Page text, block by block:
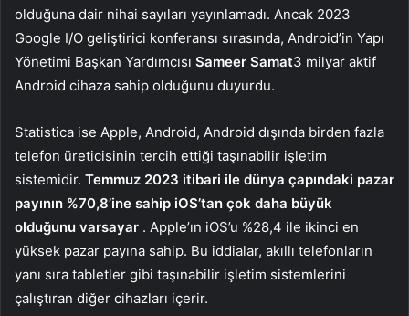
olduğuna dair nihai sayıları yayınlamadı. Ancak 2023
Google I/O geliştirici konferansı sırasında, Android’in Yapı
Yönetimi Başkan Yardımcısı Sameer Samat3 milyar aktif
Android cihaza sahip olduğunu duyurdu.
Statistica ise Apple, Android, Android dışında birden fazla
telefon üreticisinin tercih ettiği taşınabilir işletim
sistemidir. Temmuz 2023 itibari ile dünya çapındaki pazar
payının %70,8’ine sahip iOS’tan çok daha büyük
olduğunu varsayar . Apple’ın iOS’u %28,4 ile ikinci en
yüksek pazar payına sahip. Bu iddialar, akıllı telefonların
yanı sıra tabletler gibi taşınabilir işletim sistemlerini
çalıştıran diğer cihazları içerir.